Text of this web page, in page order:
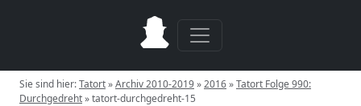
Sie sind hier:Tatort»Archiv 2010-2019»2016»Tatort Folge 990:
Durchgedreht»tatort-durchgedreht-15